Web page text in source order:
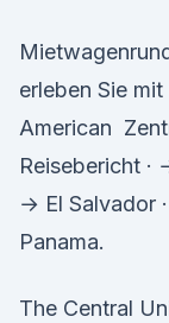
erleben Sie
American
Reisebericht ·
→ El Salvador
Panama.
The Central